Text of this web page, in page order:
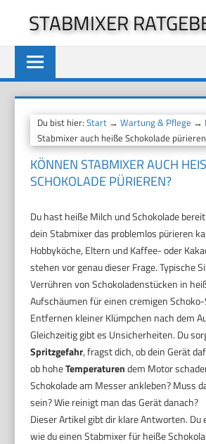
springen
STABMIXER
Du bist hier:Start →Wartung & Pflege →
Stabmixer auch heiße Schokolade
KÖNNEN STABMIXER AUCH
CHOKOLADE PÜRIEREN?
Du hast heiße Milch und Schokolade
dein Stabmixer das problemlos pürieren
Hobbyköche, Eltern und Kaffee- oder
stehen vor genau dieser Frage. Typische
Verrühren von Schokoladenstücken in
Aufschäumen für einen cremigen
Entfernen kleiner Klümpchen nach dem
Gleichzeitig gibt es Unsicherheiten. Du
Spritzgefahr, fragst dich, ob dein Gerät
ob hoheTemperaturendem Motor
Schokolade am Messer ankleben? Muss
sein? Wie reinigt man das Gerät danach?
Dieser Artikel gibt dir klare Antworten.
wie du einen Stabmixer für heiße